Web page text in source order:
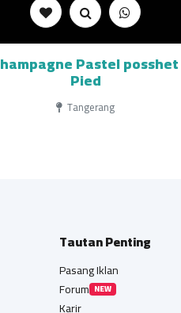
Pastel posshet
Pied
Tangerang
Tautan Penting
Pasang Iklan
Forum NEW
Karir